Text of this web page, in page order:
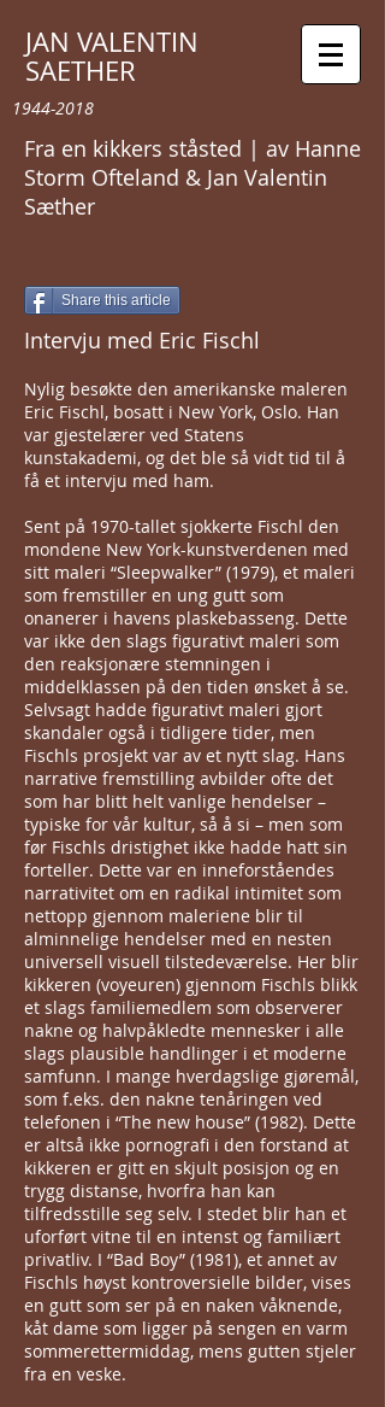
JAN VALENTIN
SAETHER
1944-2018
Fra en kikkers ståsted | av Hanne
Storm Ofteland & Jan Valentin
Sæther
Intervju med Eric Fischl
Nylig besøkte den amerikanske maleren
Eric Fischl, bosatt i New York, Oslo. Han
var gjestelærer ved Statens
kunstakademi, og det ble så vidt tid til å
få et intervju med ham.
Sent på 1970-tallet sjokkerte Fischl den
mondene New York-kunstverdenen med
sitt maleri “Sleepwalker” (1979), et maleri
som fremstiller en ung gutt som
onanerer i havens plaskebasseng. Dette
var ikke den slags figurativt maleri som
den reaksjonære stemningen i
middelklassen på den tiden ønsket å se.
Selvsagt hadde figurativt maleri gjort
skandaler også i tidligere tider, men
Fischls prosjekt var av et nytt slag. Hans
narrative fremstilling avbilder ofte det
som har blitt helt vanlige hendelser –
typiske for vår kultur, så å si – men som
før Fischls dristighet ikke hadde hatt sin
forteller. Dette var en inneforståendes
narrativitet om en radikal intimitet som
nettopp gjennom maleriene blir til
alminnelige hendelser med en nesten
universell visuell tilstedeværelse. Her blir
kikkeren (voyeuren) gjennom Fischls blikk
et slags familiemedlem som observerer
nakne og halvpåkledte mennesker i alle
slags plausible handlinger i et moderne
samfunn. I mange hverdagslige gjøremål,
som f.eks. den nakne tenåringen ved
telefonen i “The new house” (1982). Dette
er altså ikke pornografi i den forstand at
kikkeren er gitt en skjult posisjon og en
trygg distanse, hvorfra han kan
tilfredsstille seg selv. I stedet blir han et
uforført vitne til en intenst og familiært
privatliv. I “Bad Boy” (1981), et annet av
Fischls høyst kontroversielle bilder, vises
en gutt som ser på en naken våknende,
kåt dame som ligger på sengen en varm
sommerettermiddag, mens gutten stjeler
fra en veske.
Share this article